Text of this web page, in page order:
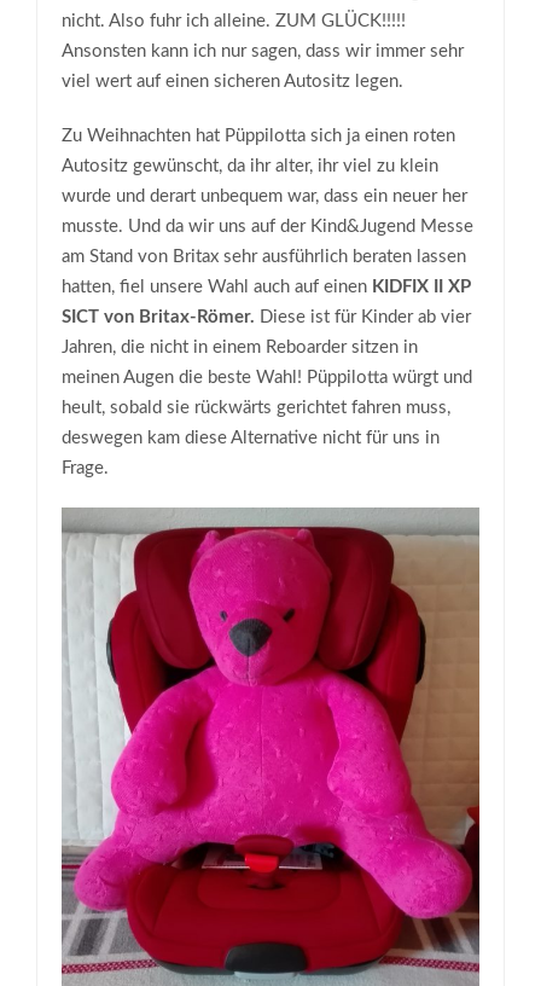
nicht. Also fuhr ich alleine. ZUM GLÜCK!!!!!
Ansonsten kann ich nur sagen, dass wir immer sehr
viel wert auf einen sicheren Autositz legen.
Zu Weihnachten hat Püppilotta sich ja einen roten
Autositz gewünscht, da ihr alter, ihr viel zu klein
wurde und derart unbequem war, dass ein neuer her
musste. Und da wir uns auf der Kind&Jugend Messe
am Stand von Britax sehr ausführlich beraten lassen
hatten, fiel unsere Wahl auch auf einen KIDFIX II XP
SICT von Britax-Römer. Diese ist für Kinder ab vier
Jahren, die nicht in einem Reboarder sitzen in
meinen Augen die beste Wahl! Püppilotta würgt und
heult, sobald sie rückwärts gerichtet fahren muss,
deswegen kam diese Alternative nicht für uns in
Frage.